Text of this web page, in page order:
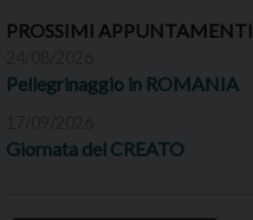
PROSSIMI APPUNTAMENTI
Pellegrinaggio in ROMANIA
Giornata del CREATO